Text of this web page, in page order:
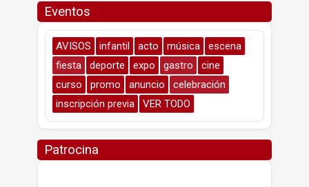
Eventos
AVISOS infantil acto música
escena
fiesta
deporte expo gastro
cine
curso
promo anuncio
celebración
inscripción previa
VER TODO
Patrocina